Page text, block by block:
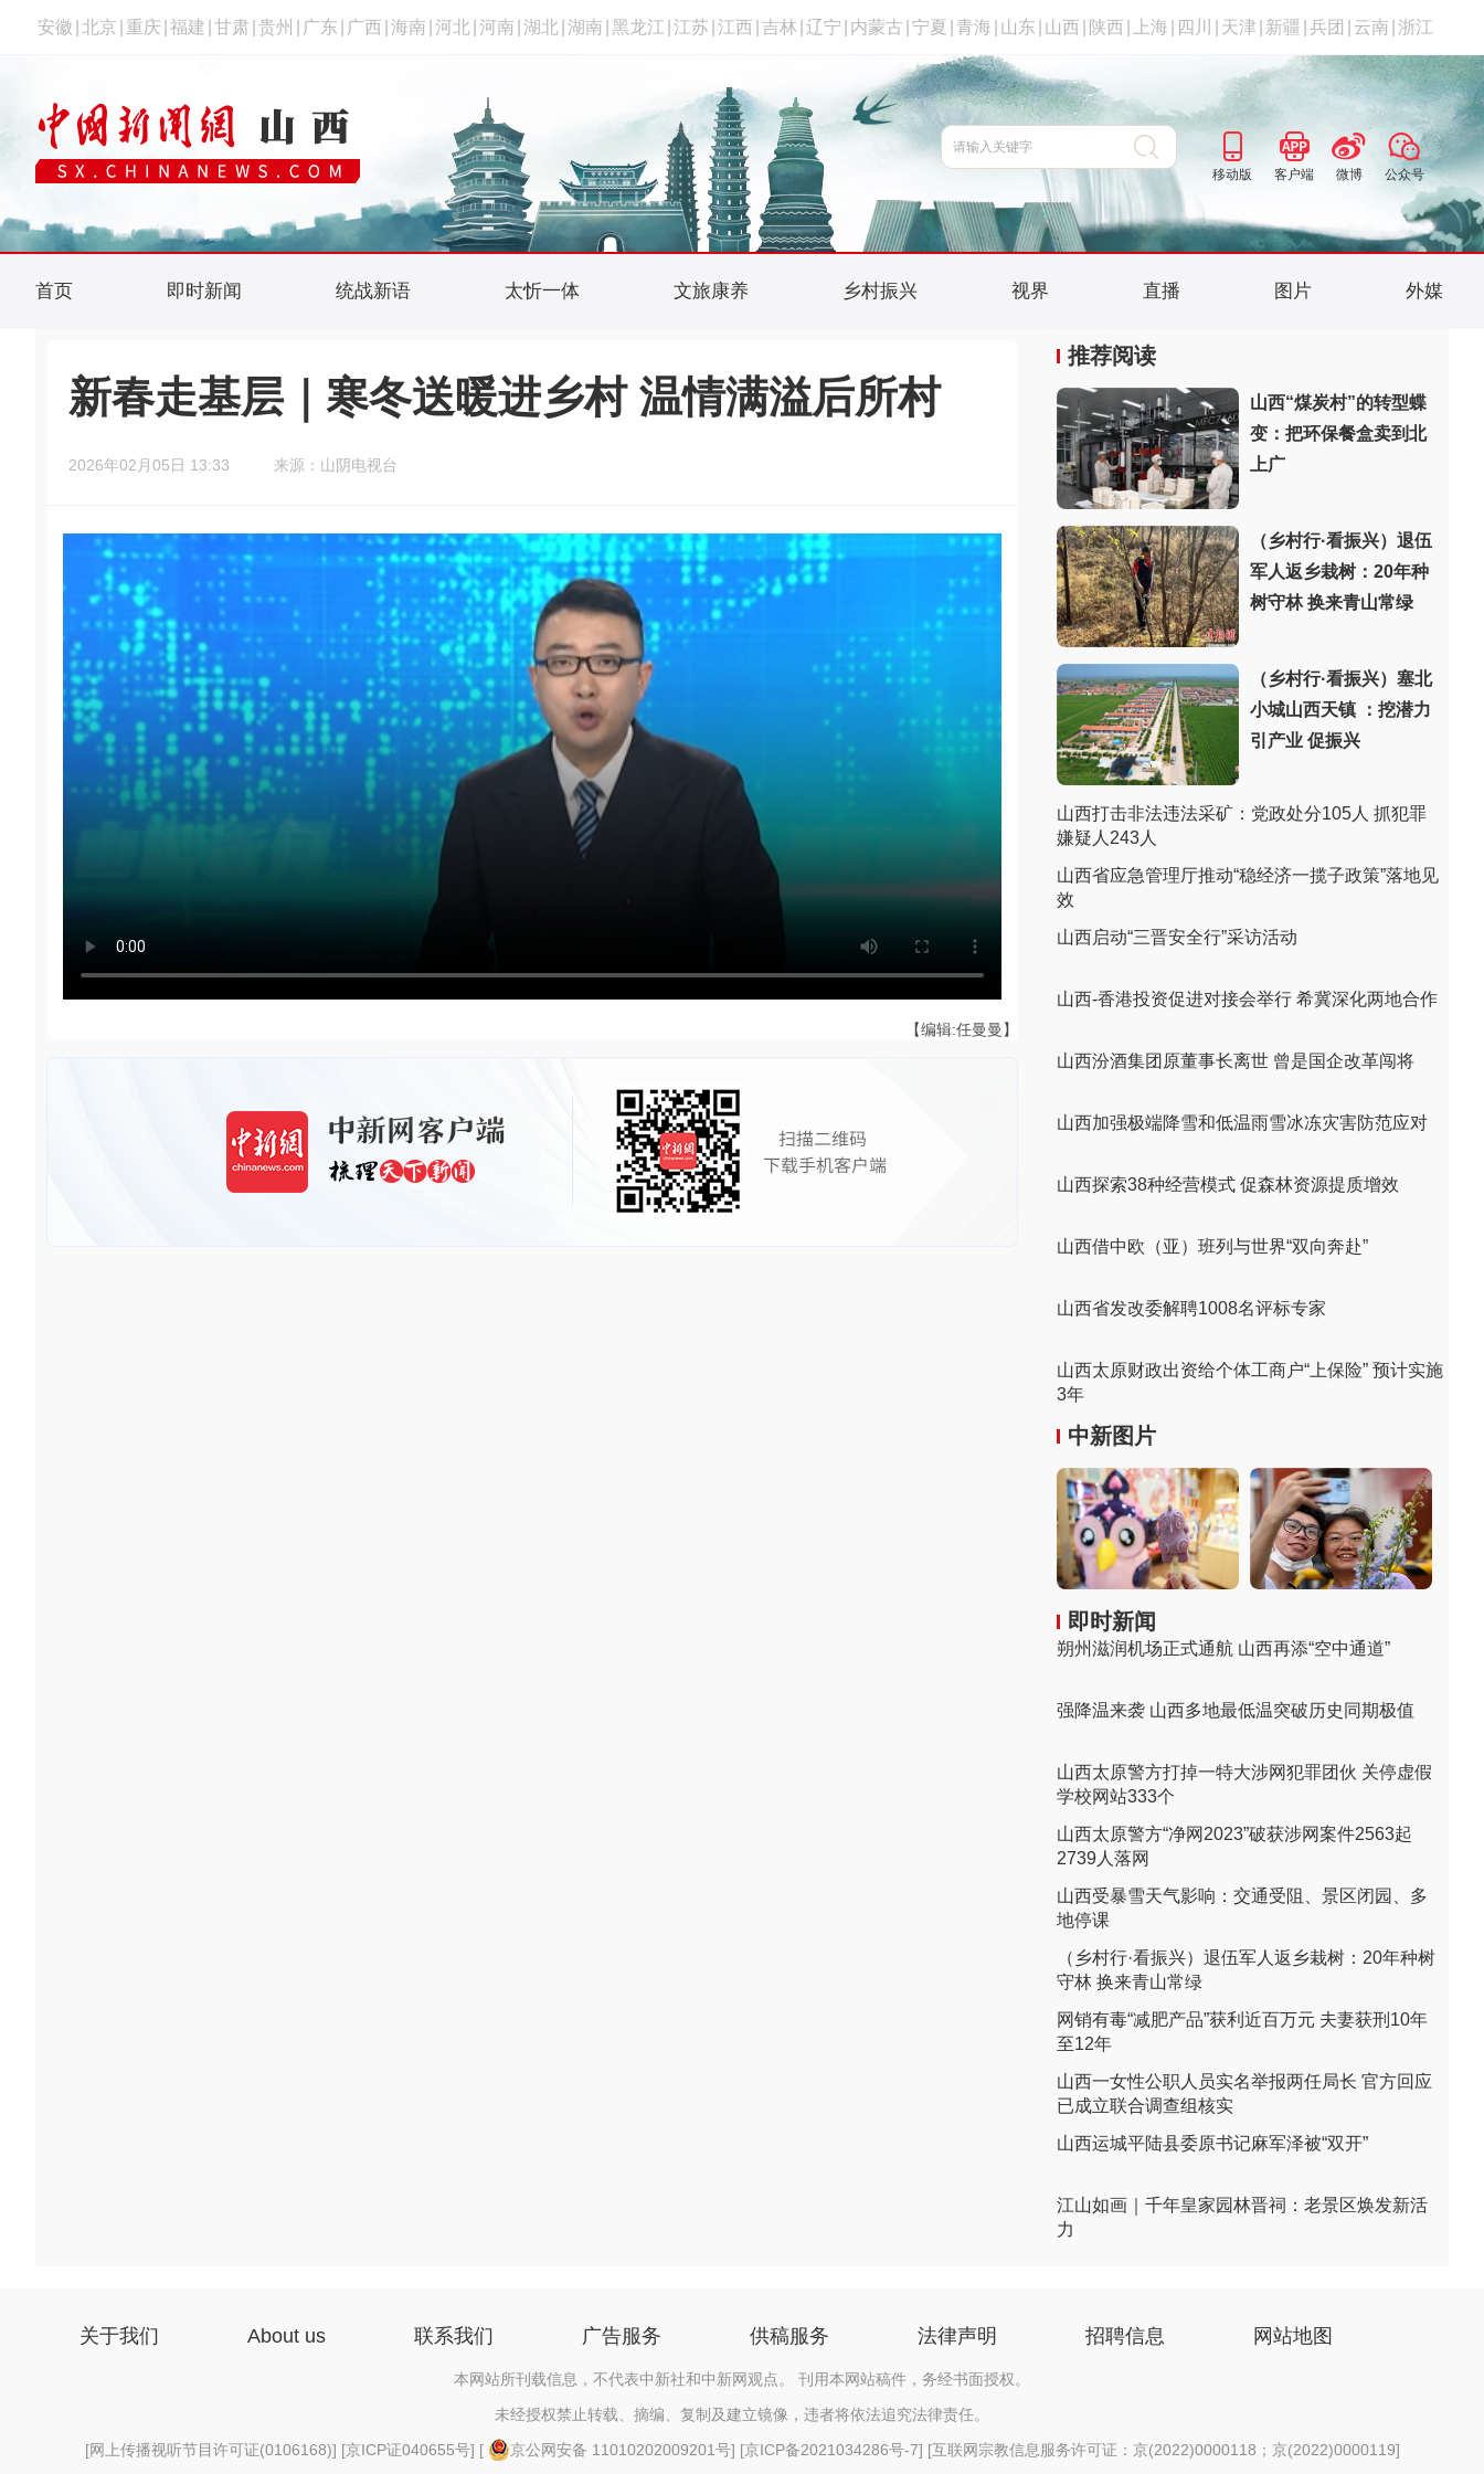
安徽 北京 重庆 福建 甘肃 贵州 广东 广西 海南 河北 河南 湖北 湖南 黑龙江 江苏 江西 吉林 辽宁 内蒙古 宁夏 青海 山东 山西 陕西 上海 四川 天津 新疆 兵团 云南 浙江
移动版 客户端 微博 公众号
首页 即时新闻 统战新语 太忻一体 文旅康养 乡村振兴 视界 直播 图片 外媒
新春走基层｜寒冬送暖进乡村 温情满溢后所村
2026年02月05日 13:33 来源：山阴电视台
【编辑:任曼曼】
推荐阅读
山西“煤炭村”的转型蝶
变：把环保餐盒卖到北
上广
（乡村行·看振兴）退伍
军人返乡栽树：20年种
树守林 换来青山常绿
（乡村行·看振兴）塞北
小城山西天镇 ：挖潜力
引产业 促振兴
山西打击非法违法采矿：党政处分105人 抓犯罪
嫌疑人243人
山西省应急管理厅推动“稳经济一揽子政策”落地见
效
山西启动“三晋安全行”采访活动
山西-香港投资促进对接会举行 希冀深化两地合作
山西汾酒集团原董事长离世 曾是国企改革闯将
山西加强极端降雪和低温雨雪冰冻灾害防范应对
山西探索38种经营模式 促森林资源提质增效
山西借中欧（亚）班列与世界“双向奔赴”
山西省发改委解聘1008名评标专家
山西太原财政出资给个体工商户“上保险” 预计实施
3年
中新图片
即时新闻
朔州滋润机场正式通航 山西再添“空中通道”
强降温来袭 山西多地最低温突破历史同期极值
山西太原警方打掉一特大涉网犯罪团伙 关停虚假
学校网站333个
山西太原警方“净网2023”破获涉网案件2563起
2739人落网
山西受暴雪天气影响：交通受阻、景区闭园、多
地停课
（乡村行·看振兴）退伍军人返乡栽树：20年种树
守林 换来青山常绿
网销有毒“减肥产品”获利近百万元 夫妻获刑10年
至12年
山西一女性公职人员实名举报两任局长 官方回应
已成立联合调查组核实
山西运城平陆县委原书记麻军泽被“双开”
江山如画｜千年皇家园林晋祠：老景区焕发新活
力
关于我们 About us 联系我们 广告服务 供稿服务 法律声明 招聘信息 网站地图
本网站所刊载信息，不代表中新社和中新网观点。 刊用本网站稿件，务经书面授权。
未经授权禁止转载、摘编、复制及建立镜像，违者将依法追究法律责任。
[网上传播视听节目许可证(0106168)] [京ICP证040655号] [ 京公网安备 11010202009201号] [京ICP备2021034286号-7] [互联网宗教信息服务许可证：京(2022)0000118；京(2022)0000119]